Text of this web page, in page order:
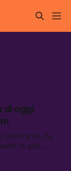
di oggi
ultimi anni, ha
in atto